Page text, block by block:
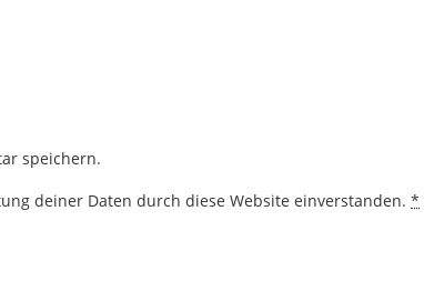
speichern.
deiner Daten durch diese Website einverstanden. *